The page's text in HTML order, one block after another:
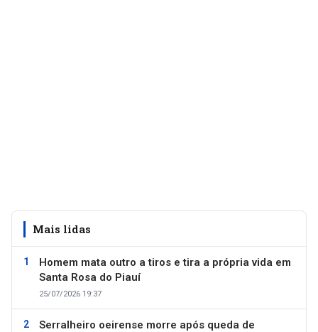
Mais lidas
Homem mata outro a tiros e tira a própria vida em
Santa Rosa do Piauí
25/07/2026 19:37
Serralheiro oeirense morre após queda de